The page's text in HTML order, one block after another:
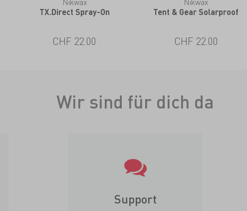
TX.Direct Spray-On
CHF 22.00
Tent & Gear Solarproof
CHF 22.00
Wir sind für dich da
Support